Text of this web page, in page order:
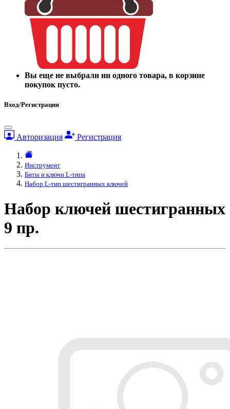
Вы еще не выбрали ни одного товара, в корзине
покупок пусто.
Вход/Регистрация
Авторизация Регистрация
Инструмент
Биты и ключи L-типа
Набор L-тип шестигранных ключей
Набор ключей шестигранных
9 пр.